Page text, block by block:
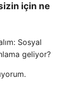
için ne